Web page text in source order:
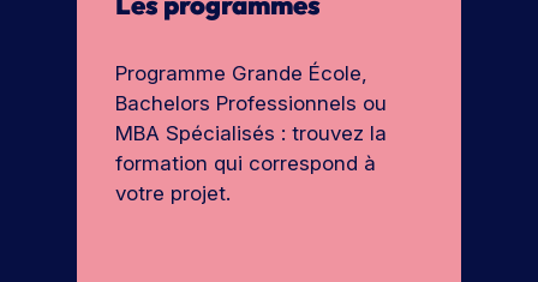
Programme Grande École,
Bachelors Professionnels ou
MBA Spécialisés : trouvez la
formation qui correspond à
votre projet.